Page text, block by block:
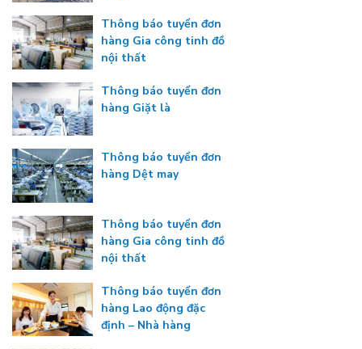
Thông báo tuyển đơn
hàng Gia công tinh đồ
nội thất
Thông báo tuyển đơn
hàng Giặt là
Thông báo tuyển đơn
hàng Dệt may
Thông báo tuyển đơn
hàng Gia công tinh đồ
nội thất
Thông báo tuyển đơn
hàng Lao động đặc
định – Nhà hàng